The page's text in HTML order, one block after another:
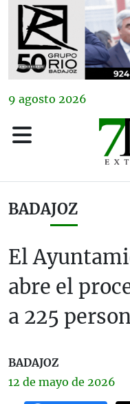
9 agosto 2026
BADAJOZ
El
abre el
a 225
BADAJOZ
12 de mayo de 2026